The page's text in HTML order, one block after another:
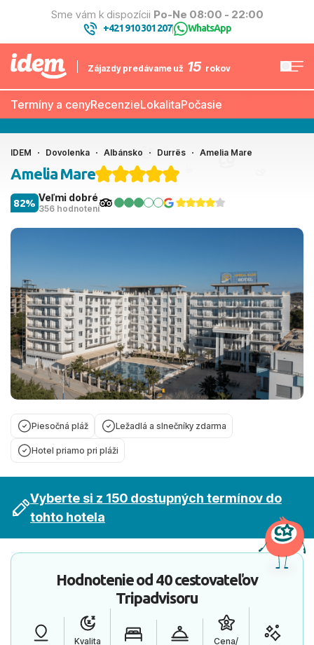
Sme vám k dispozícii Po-Ne 08:00 - 22:00
+421 910 301 207| WhatsApp
Zájazdy predávame už 15 rokov
Termíny a cenyRecenzieLokalitaPočasie
IDEM Dovolenka Albánsko Durrës Amelia Mare
Amelia Mare
Veľmi dobré
356 hodnotení
82%
Piesočná pláž Ležadlá a slnečníky zdarma
Hotel priamo pri pláži
Vyberte si z 150 dostupných termínov do
tohto hotela
Hodnotenie od 40 cestovateľov
Tripadvisoru
Kvalita
Cena/